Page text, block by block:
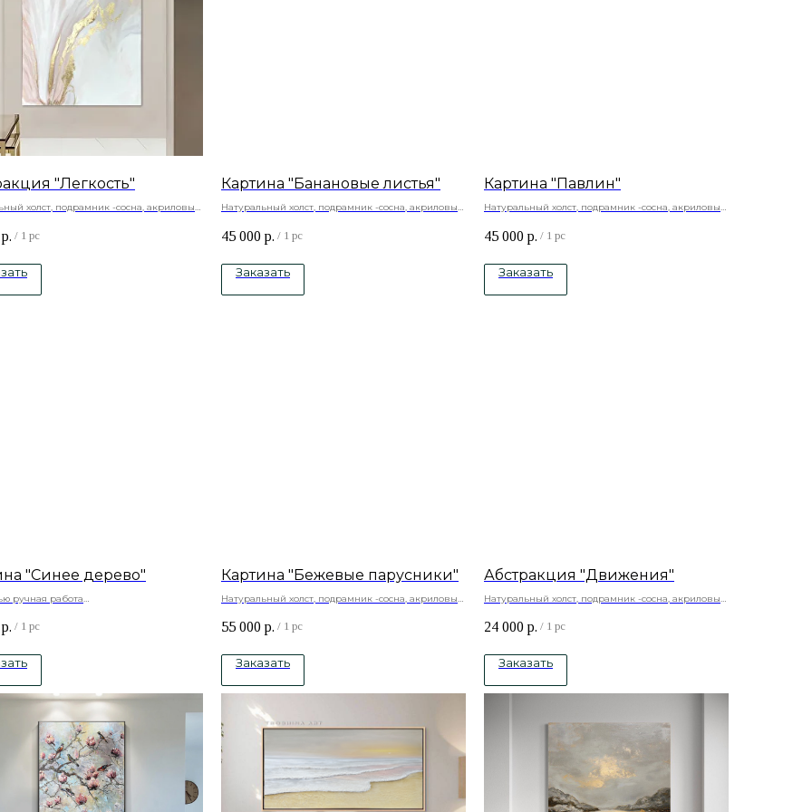
"Легкость"
холст, подрамник -сосна, акриловые
р. / 1 pc
Картина "Банановые листья"
Натуральный холст, подрамник -сосна, акриловые
45 000 р. / 1 pc
Заказать
Картина "Павлин"
Натуральный холст, подрамник -сосна, акриловые
45 000 р. / 1 pc
Заказать
"Синее дерево"
ручная работа
р. / 1 pc
Картина "Бежевые парусники"
Натуральный холст, подрамник -сосна, акриловые
55 000 р. / 1 pc
Заказать
Абстракция "Движения"
Натуральный холст, подрамник -сосна, акриловые
24 000 р. / 1 pc
Заказать